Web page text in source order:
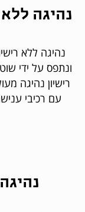
נהיגה
נהיגה ללא
ונתפס על ידי
רישיון נהיגה
עם רכיבי